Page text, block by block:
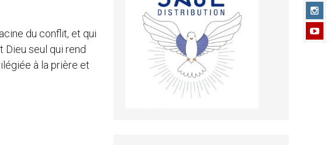
du conflit, et qui
seul qui rend
à la prière et